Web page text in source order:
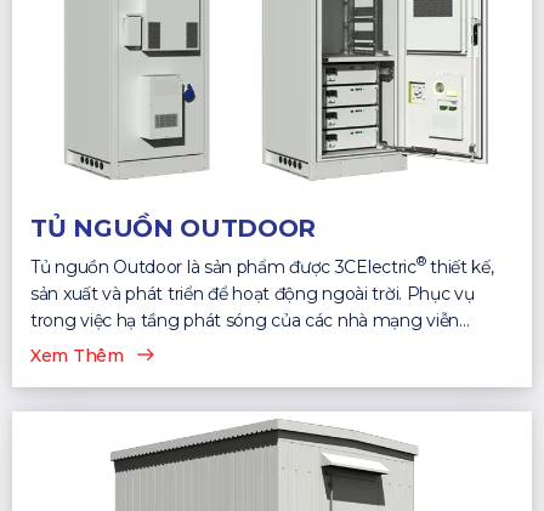
TỦ NGUỒN OUTDOOR
Tủ nguồn Outdoor là sản phẩm được 3CElectric®thiết kế,
sản xuất và phát triển để hoạt động ngoài trời. Phục vụ
trong việc hạ tầng phát sóng của các nhà mạng viễn
thông...
Xem Thêm